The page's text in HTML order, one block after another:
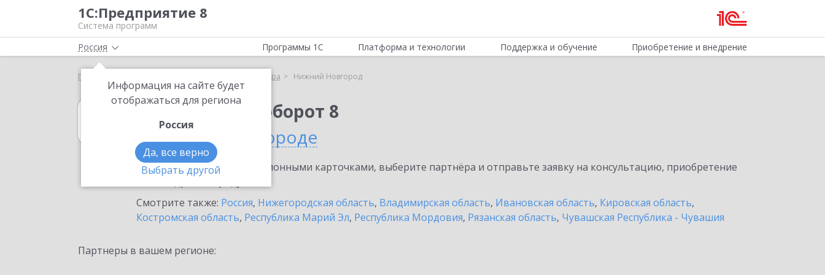
1С:Предприятие 8
Система программ
Россия
Информация на сайте будет
отображаться для региона
Россия
Да, все верно
Выбрать другой
Программы 1С Платформа и технологии Поддержка и обучение Приобретение и внедрение
Главная Выбор партнёра Нижний Новгород
1С:Документооборот 8
в Нижнем Новгороде
Ознакомьтесь с информационными карточками, выберите партнёра и отправьте заявку на консультацию, приобретение
Смотрите также: Россия, Нижегородская область, Владимирская область, Ивановская область, Кировская область,
Костромская область, Республика Марий Эл, Республика Мордовия, Рязанская область, Чувашская Республика - Чувашия
Партнеры в вашем регионе: